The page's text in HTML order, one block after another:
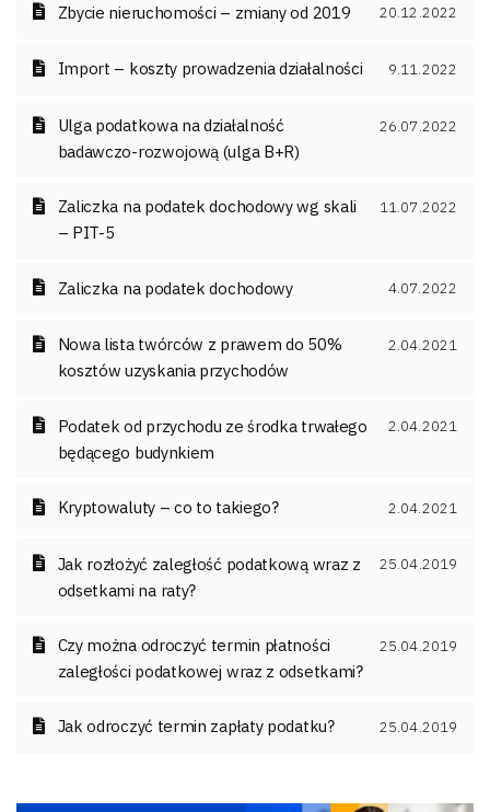
Zbycie nieruchomości – zmiany od 2019 20.12.2022
Import – koszty prowadzenia działalności 9.11.2022
Ulga podatkowa na działalność
badawczo-rozwojową (ulga B+R)
26.07.2022
Zaliczka na podatek dochodowy wg skali
– PIT-5
11.07.2022
Zaliczka na podatek dochodowy 4.07.2022
Nowa lista twórców z prawem do 50%
kosztów uzyskania przychodów
2.04.2021
Podatek od przychodu ze środka trwałego
będącego budynkiem
2.04.2021
Kryptowaluty – co to takiego? 2.04.2021
Jak rozłożyć zaległość podatkową wraz z
odsetkami na raty?
25.04.2019
Czy można odroczyć termin płatności
zaległości podatkowej wraz z odsetkami?
25.04.2019
Jak odroczyć termin zapłaty podatku? 25.04.2019